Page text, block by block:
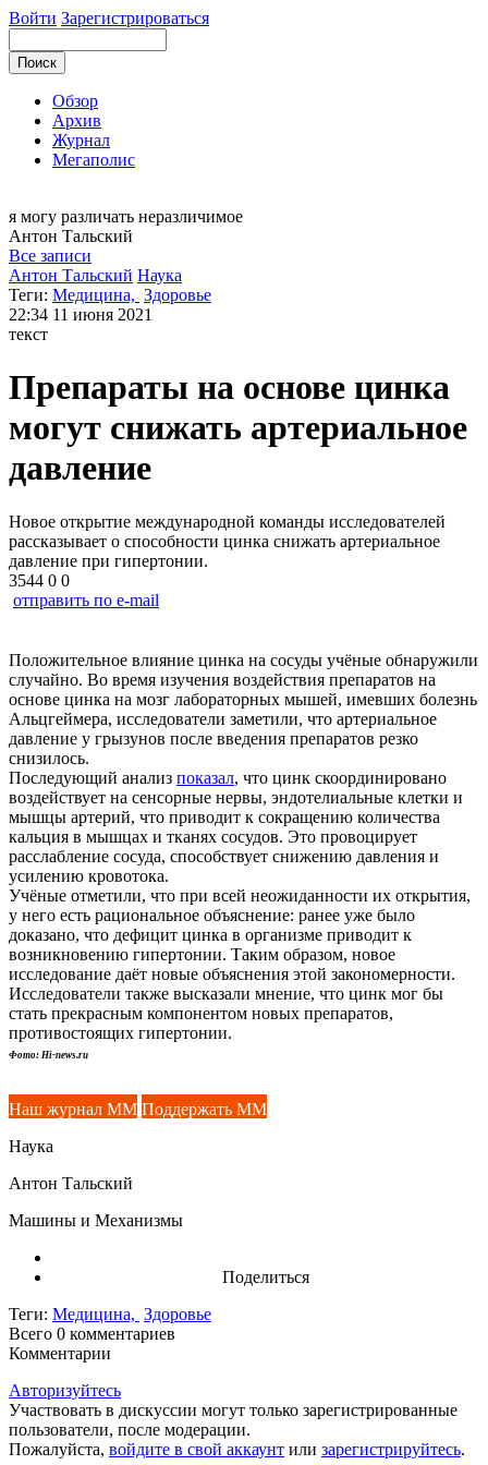
Войти Зарегистрироваться
Обзор
Архив
Журнал
Мегаполис
я могу различать неразличимое
Антон Тальский
Все записи
Антон Тальский Наука
Теги: Медицина, Здоровье
22:34 11 июня 2021
текст
Препараты на основе цинка
могут снижать артериальное
давление
Новое открытие международной команды исследователей
рассказывает о способности цинка снижать артериальное
давление при гипертонии.
3544 0 0
отправить по e-mail
Положительное влияние цинка на сосуды учёные обнаружили
случайно. Во время изучения воздействия препаратов на
основе цинка на мозг лабораторных мышей, имевших болезнь
Альцгеймера, исследователи заметили, что артериальное
давление у грызунов после введения препаратов резко
снизилось.
Последующий анализ показал, что цинк скоординировано
воздействует на сенсорные нервы, эндотелиальные клетки и
мышцы артерий, что приводит к сокращению количества
кальция в мышцах и тканях сосудов. Это провоцирует
расслабление сосуда, способствует снижению давления и
усилению кровотока.
Учёные отметили, что при всей неожиданности их открытия,
у него есть рациональное объяснение: ранее уже было
доказано, что дефицит цинка в организме приводит к
возникновению гипертонии. Таким образом, новое
исследование даёт новые объяснения этой закономерности.
Исследователи также высказали мнение, что цинк мог бы
стать прекрасным компонентом новых препаратов,
противостоящих гипертонии.
Фото: Hi-news.ru
Наш журнал ММ Поддержать ММ
Наука
Антон Тальский
Машины и Механизмы
Поделиться
Теги: Медицина, Здоровье
Всего 0 комментариев
Комментарии
Авторизуйтесь
Участвовать в дискуссии могут только зарегистрированные
пользователи, после модерации.
Пожалуйста, войдите в свой аккаунт или зарегистрируйтесь.